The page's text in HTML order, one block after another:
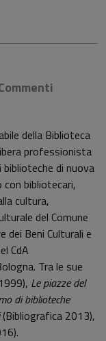
della Biblioteca
professionista
di nuova
con bibliotecari,
cultura,
del Comune
dei Beni Culturali e
CdA
Tra le sue
Le piazze del
di biblioteche
(Bibliografica 2013),